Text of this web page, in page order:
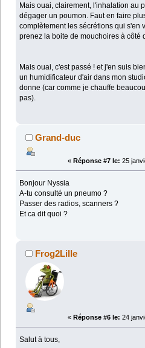
Mais ouai, clairement, l'inhalation au
dégager un poumon. Faut en faire
complètement les sécrétions qui s'en
prenez la boite de mouchoires à côté
Mais ouai, c'est passé ! et j'en suis
un humidificateur d'air dans mon
donne (car comme je chauffe
pas).
Grand-duc
« Réponse #7 le: 25
Bonjour Nyssia
A-tu consulté un pneumo ?
Passer des radios, scanners ?
Et ca dit quoi ?
Frog2Lille
« Réponse #6 le: 24
Salut à tous,